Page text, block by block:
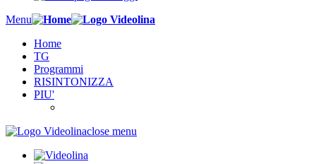
Menu
Home
TG
Programmi
RISINTONIZZA
PIU'
close menu